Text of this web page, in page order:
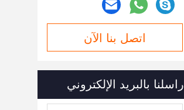
اتصل بنا الآن
راسلنا بالبريد الإلكتروني